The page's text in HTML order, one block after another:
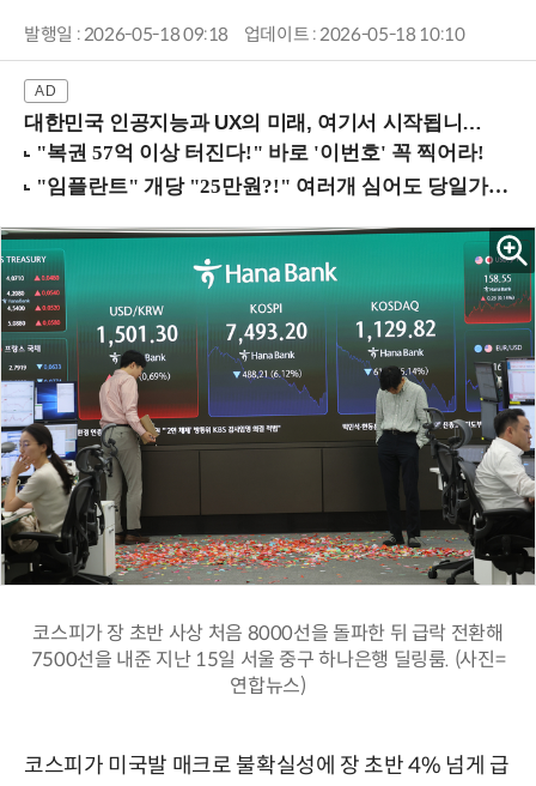
발행일 : 2026-05-18 09:18 업데이트 : 2026-05-18 10:10
대한민국 인공지능과 UX의 미래, 여기서 시작됩니다! (9/2 강남역)
코스피가 장 초반 사상 처음 8000선을 돌파한 뒤 급락 전환해
7500선을 내준 지난 15일 서울 중구 하나은행 딜링룸. (사진=
연합뉴스)
코스피가 미국발 매크로 불확실성에 장 초반 4% 넘게 급